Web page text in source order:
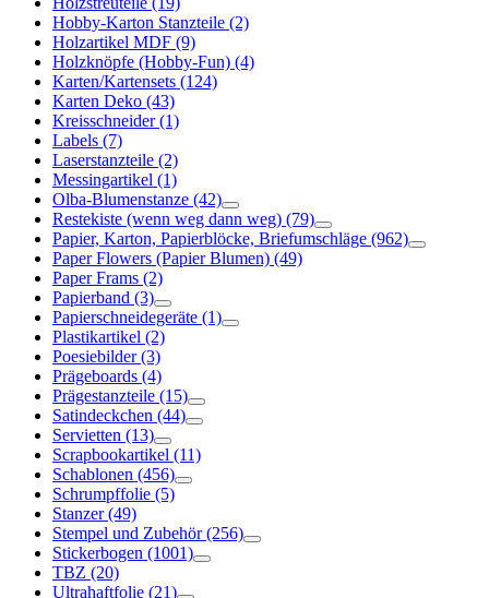
Hobby-Karton Stanzteile (2)
Holzartikel MDF (9)
Holzknöpfe (Hobby-Fun) (4)
Karten/Kartensets (124)
Karten Deko (43)
Kreisschneider(1)
Labels (7)
Laserstanzteile (2)
Messingartikel (1)
Olba-Blumenstanze (42)
Restekiste (wenn weg dann weg) (79)
Papier, Karton, Papierblöcke, Briefumschläge (962)
Paper Flowers (Papier Blumen) (49)
Paper Frams (2)
Papierband (3)
Papierschneidegeräte (1)
Plastikartikel (2)
Poesiebilder(3)
Prägeboards (4)
Prägestanzteile (15)
Satindeckchen (44)
Servietten (13)
Scrapbookartikel (11)
Schablonen (456)
Schrumpffolie (5)
Stanzer(49)
Stempel und Zubehör(256)
Stickerbogen (1001)
TBZ (20)
Ultrahaftfolie (21)